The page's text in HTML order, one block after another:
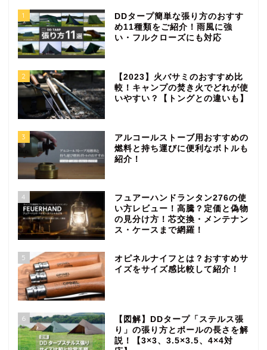
1
DDタープ簡単な張り方のおすす
め11種類をご紹介！雨風に強
い・フルクローズにも対応
2
【2023】火バサミのおすすめ比
較！キャンプの焚き火でどれが使
いやすい？【トングとの違いも】
3
アルコールストーブ用おすすめの
燃料と持ち運びに便利なボトルも
紹介！
4
フュアーハンドランタン276の使
い方レビュー！高騰？定価と偽物
の見分け方！芯交換・メンテナン
ス・ケースまで網羅！
5
オピネルナイフとは？おすすめサ
イズをサイズ感比較して紹介！
6
【図解】DDタープ「ステルス張
り」の張り方とポールの長さを解
説！【3×3、3.5×3.5、4×4対